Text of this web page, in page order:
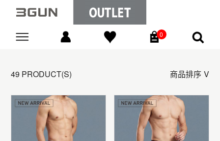
0
49 PRODUCT(S) 商品排序